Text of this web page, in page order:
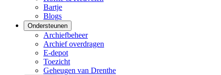
Bartje
Blogs
Ondersteunen
Archiefbeheer
Archief overdragen
E-depot
Toezicht
Geheugen van Drenthe